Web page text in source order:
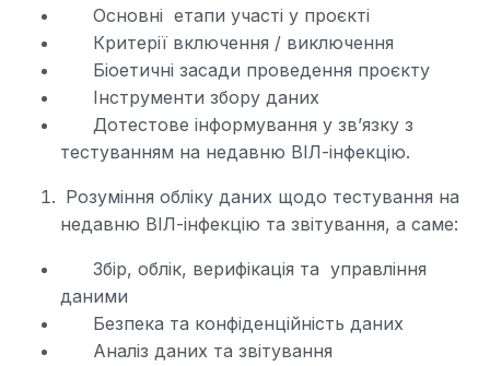
Основні етапи участі у проєкті
Критерії включення / виключення
Біоетичні засади проведення проєкту
Інструменти збору даних
Дотестове інформування у зв’язку з
тестуванням на недавню ВІЛ-інфекцію.
Розуміння обліку даних щодо тестування на
недавню ВІЛ-інфекцію та звітування, а саме:
Збір, облік, верифікація та управління
даними
Безпека та конфіденційність даних
Аналіз даних та звітування